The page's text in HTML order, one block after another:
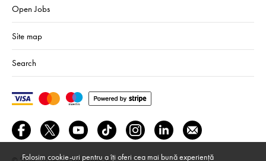
Open Jobs
Site map
Search
Folosim cookie-uri pentru a îți oferi cea mai bună experiență